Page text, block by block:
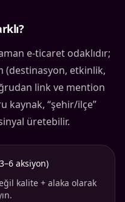
e-ticaret odaklıdır;
(destinasyon, etkinlik,
link ve mention
kaynak, “şehir/ilçe”
üretebilir.
aksiyon)
kalite + alaka olarak